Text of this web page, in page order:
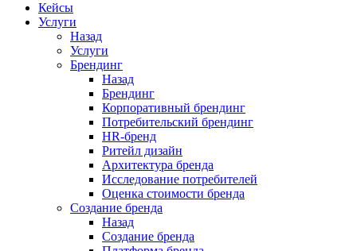
Кейсы
Услуги
Назад
Услуги
Брендинг
Назад
Брендинг
Корпоративный брендинг
Потребительский брендинг
НR-бренд
Ритейл дизайн
Архитектура бренда
Исследование потребителей
Оценка стоимости бренда
Создание бренда
Назад
Создание бренда